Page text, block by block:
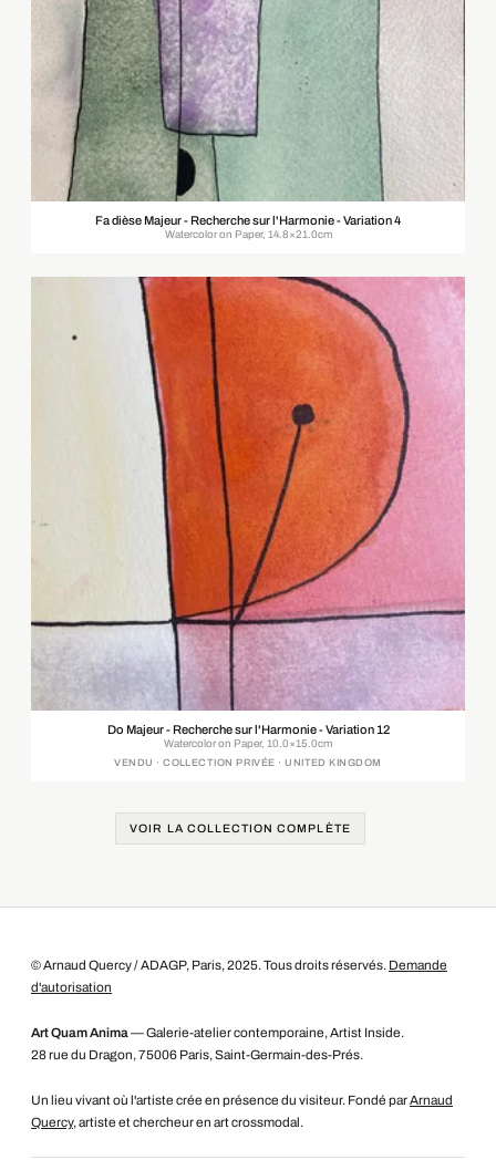
Fa dièse Majeur - Recherche sur l'Harmonie - Variation 4
Watercolor on Paper, 14.8×21.0cm
Do Majeur - Recherche sur l'Harmonie - Variation 12
Watercolor on Paper, 10.0×15.0cm
VENDU · COLLECTION PRIVÉE · UNITED KINGDOM
VOIR LA COLLECTION COMPLÈTE
© Arnaud Quercy / ADAGP, Paris, 2025. Tous droits réservés. Demande
d'autorisation
Art Quam Anima — Galerie-atelier contemporaine, Artist Inside.
28 rue du Dragon, 75006 Paris, Saint-Germain-des-Prés.
Un lieu vivant où l'artiste crée en présence du visiteur. Fondé parArnaud
Quercy, artiste et chercheur en art crossmodal.